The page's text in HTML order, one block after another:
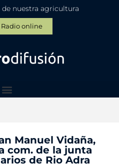
de nuestra agricultura
Radio online
Manuel Vidaña,
com. de la junta
de Rio Adra